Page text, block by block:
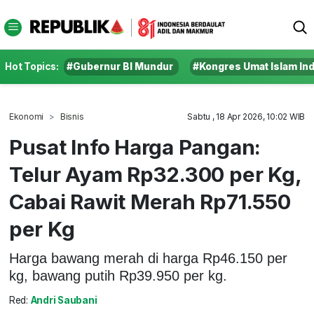
Hot Topics: #Gubernur BI Mundur #Kongres Umat Islam
Ekonomi Bisnis Sabtu , 18 Apr 2026, 10:02 WIB
Pusat Info Harga Pangan:
Telur Ayam Rp32.300 per Kg,
Cabai Rawit Merah Rp71.550
per Kg
Harga bawang merah di harga Rp46.150 per
kg, bawang putih Rp39.950 per kg.
Red: Andri Saubani